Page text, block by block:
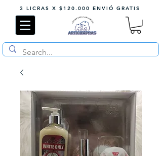
3 LICRAS X $120.000 ENVIÓ GRATIS